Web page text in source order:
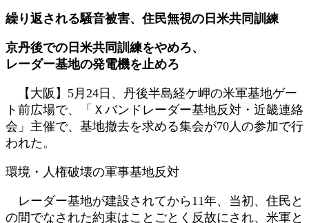
新
時
:
繰り返される騒音被害、住民無視の日米共同訓練
京丹後での日米共同訓練をやめろ、
レーダー基地の発電機を止めろ
【大阪】5月24日、丹後半島経ケ岬の米軍基地ゲー
ト前広場で、「Ｘバンドレーダー基地反対・近畿連絡
会」主催で、基地撤去を求める集会が70人の参加で行
われた。
環境・人権破壊の軍事基地反対
レーダー基地が建設されてから11年、当初、住民と
の間でなされた約束はことごとく反故にされ、米軍と